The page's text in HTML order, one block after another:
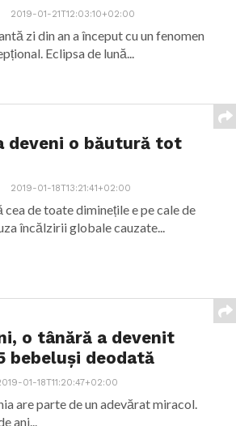
2019-01-21T12:03:10+02:00
zi din an a început cu un fenomen
Eclipsa de lună...
deveni o băutură tot
2019-01-18T13:21:41+02:00
cea de toate diminețile e pe cale de
încălzirii globale cauzate...
o tânără a devenit
bebeluși deodată
01-18T11:20:47+02:00
are parte de un adevărat miracol.
ani...